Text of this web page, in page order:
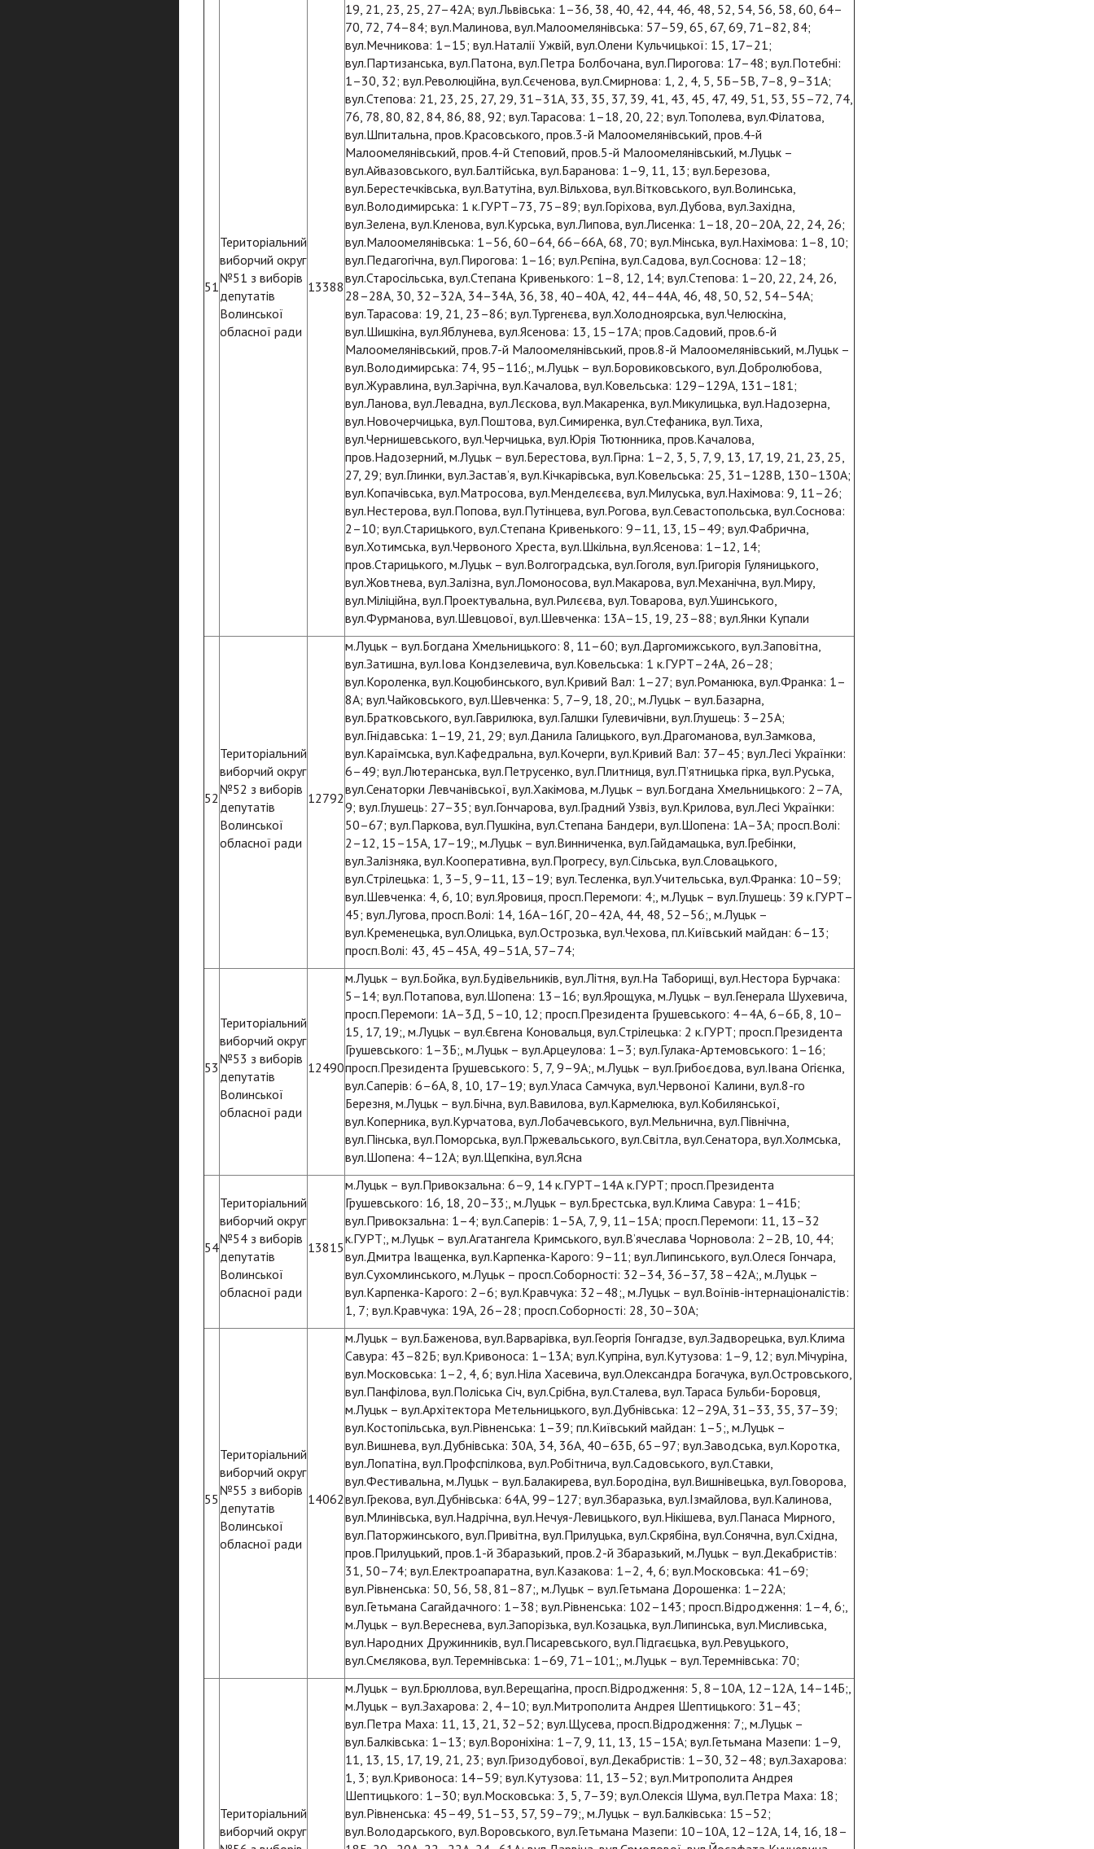
51
Територіальний
виборчий округ
№51 з виборів
депутатів
Волинської
обласної ради
13388
19, 21, 23, 25, 27–42А; вул.Львівська: 1–36, 38, 40, 42, 44, 46, 48, 52, 54, 56, 58, 60, 64–
70, 72, 74–84; вул.Малинова, вул.Малоомелянівська: 57–59, 65, 67, 69, 71–82, 84;
вул.Мечникова: 1–15; вул.Наталії Ужвій, вул.Олени Кульчицької: 15, 17–21;
вул.Партизанська, вул.Патона, вул.Петра Болбочана, вул.Пирогова: 17–48; вул.Потебні:
1–30, 32; вул.Революційна, вул.Сєченова, вул.Смирнова: 1, 2, 4, 5, 5Б–5В, 7–8, 9–31А;
вул.Степова: 21, 23, 25, 27, 29, 31–31А, 33, 35, 37, 39, 41, 43, 45, 47, 49, 51, 53, 55–72, 74,
76, 78, 80, 82, 84, 86, 88, 92; вул.Тарасова: 1–18, 20, 22; вул.Тополева, вул.Філатова,
вул.Шпитальна, пров.Красовського, пров.3-й Малоомелянівський, пров.4-й
Малоомелянівський, пров.4-й Степовий, пров.5-й Малоомелянівський, м.Луцьк –
вул.Айвазовського, вул.Балтійська, вул.Баранова: 1–9, 11, 13; вул.Березова,
вул.Берестечківська, вул.Ватутіна, вул.Вільхова, вул.Вітковського, вул.Волинська,
вул.Володимирська: 1 к.ГУРТ–73, 75–89; вул.Горіхова, вул.Дубова, вул.Західна,
вул.Зелена, вул.Кленова, вул.Курська, вул.Липова, вул.Лисенка: 1–18, 20–20А, 22, 24, 26;
вул.Малоомелянівська: 1–56, 60–64, 66–66А, 68, 70; вул.Мінська, вул.Нахімова: 1–8, 10;
вул.Педагогічна, вул.Пирогова: 1–16; вул.Рєпіна, вул.Садова, вул.Соснова: 12–18;
вул.Старосільська, вул.Степана Кривенького: 1–8, 12, 14; вул.Степова: 1–20, 22, 24, 26,
28–28А, 30, 32–32А, 34–34А, 36, 38, 40–40А, 42, 44–44А, 46, 48, 50, 52, 54–54А;
вул.Тарасова: 19, 21, 23–86; вул.Тургенєва, вул.Холодноярська, вул.Челюскіна,
вул.Шишкіна, вул.Яблунева, вул.Ясенова: 13, 15–17А; пров.Садовий, пров.6-й
Малоомелянівський, пров.7-й Малоомелянівський, пров.8-й Малоомелянівський, м.Луцьк –
вул.Володимирська: 74, 95–116;, м.Луцьк – вул.Боровиковського, вул.Добролюбова,
вул.Журавлина, вул.Зарічна, вул.Качалова, вул.Ковельська: 129–129А, 131–181;
вул.Ланова, вул.Левадна, вул.Лєскова, вул.Макаренка, вул.Микулицька, вул.Надозерна,
вул.Новочерчицька, вул.Поштова, вул.Симиренка, вул.Стефаника, вул.Тиха,
вул.Чернишевського, вул.Черчицька, вул.Юрія Тютюнника, пров.Качалова,
пров.Надозерний, м.Луцьк – вул.Берестова, вул.Гірна: 1–2, 3, 5, 7, 9, 13, 17, 19, 21, 23, 25,
27, 29; вул.Глинки, вул.Застав’я, вул.Кічкарівська, вул.Ковельська: 25, 31–128В, 130–130А;
вул.Копачівська, вул.Матросова, вул.Менделєєва, вул.Милуська, вул.Нахімова: 9, 11–26;
вул.Нестерова, вул.Попова, вул.Путінцева, вул.Рогова, вул.Севастопольська, вул.Соснова:
2–10; вул.Старицького, вул.Степана Кривенького: 9–11, 13, 15–49; вул.Фабрична,
вул.Хотимська, вул.Червоного Хреста, вул.Шкільна, вул.Ясенова: 1–12, 14;
пров.Старицького, м.Луцьк – вул.Волгоградська, вул.Гоголя, вул.Григорія Гуляницького,
вул.Жовтнева, вул.Залізна, вул.Ломоносова, вул.Макарова, вул.Механічна, вул.Миру,
вул.Міліційна, вул.Проектувальна, вул.Рилєєва, вул.Товарова, вул.Ушинського,
вул.Фурманова, вул.Шевцової, вул.Шевченка: 13А–15, 19, 23–88; вул.Янки Купали
52
Територіальний
виборчий округ
№52 з виборів
депутатів
Волинської
обласної ради
12792
м.Луцьк – вул.Богдана Хмельницького: 8, 11–60; вул.Даргомижського, вул.Заповітна,
вул.Затишна, вул.Іова Кондзелевича, вул.Ковельська: 1 к.ГУРТ–24А, 26–28;
вул.Короленка, вул.Коцюбинського, вул.Кривий Вал: 1–27; вул.Романюка, вул.Франка: 1–
8А; вул.Чайковського, вул.Шевченка: 5, 7–9, 18, 20;, м.Луцьк – вул.Базарна,
вул.Братковського, вул.Гаврилюка, вул.Галшки Гулевичівни, вул.Глушець: 3–25А;
вул.Гнідавська: 1–19, 21, 29; вул.Данила Галицького, вул.Драгоманова, вул.Замкова,
вул.Караїмська, вул.Кафедральна, вул.Кочерги, вул.Кривий Вал: 37–45; вул.Лесі Українки:
6–49; вул.Лютеранська, вул.Петрусенко, вул.Плитниця, вул.П’ятницька гірка, вул.Руська,
вул.Сенаторки Левчанівської, вул.Хакімова, м.Луцьк – вул.Богдана Хмельницького: 2–7А,
9; вул.Глушець: 27–35; вул.Гончарова, вул.Градний Узвіз, вул.Крилова, вул.Лесі Українки:
50–67; вул.Паркова, вул.Пушкіна, вул.Степана Бандери, вул.Шопена: 1А–3А; просп.Волі:
2–12, 15–15А, 17–19;, м.Луцьк – вул.Винниченка, вул.Гайдамацька, вул.Гребінки,
вул.Залізняка, вул.Кооперативна, вул.Прогресу, вул.Сільська, вул.Словацького,
вул.Стрілецька: 1, 3–5, 9–11, 13–19; вул.Тесленка, вул.Учительська, вул.Франка: 10–59;
вул.Шевченка: 4, 6, 10; вул.Яровиця, просп.Перемоги: 4;, м.Луцьк – вул.Глушець: 39 к.ГУРТ–
45; вул.Лугова, просп.Волі: 14, 16А–16Г, 20–42А, 44, 48, 52–56;, м.Луцьк –
вул.Кременецька, вул.Олицька, вул.Острозька, вул.Чехова, пл.Київський майдан: 6–13;
просп.Волі: 43, 45–45А, 49–51А, 57–74;
53
Територіальний
виборчий округ
№53 з виборів
депутатів
Волинської
обласної ради
12490
м.Луцьк – вул.Бойка, вул.Будівельників, вул.Літня, вул.На Таборищі, вул.Нестора Бурчака:
5–14; вул.Потапова, вул.Шопена: 13–16; вул.Ярощука, м.Луцьк – вул.Генерала Шухевича,
просп.Перемоги: 1А–3Д, 5–10, 12; просп.Президента Грушевського: 4–4А, 6–6Б, 8, 10–
15, 17, 19;, м.Луцьк – вул.Євгена Коновальця, вул.Стрілецька: 2 к.ГУРТ; просп.Президента
Грушевського: 1–3Б;, м.Луцьк – вул.Арцеулова: 1–3; вул.Гулака-Артемовського: 1–16;
просп.Президента Грушевського: 5, 7, 9–9А;, м.Луцьк – вул.Грибоєдова, вул.Івана Огієнка,
вул.Саперів: 6–6А, 8, 10, 17–19; вул.Уласа Самчука, вул.Червоної Калини, вул.8-го
Березня, м.Луцьк – вул.Бічна, вул.Вавилова, вул.Кармелюка, вул.Кобилянської,
вул.Коперника, вул.Курчатова, вул.Лобачевського, вул.Мельнична, вул.Північна,
вул.Пінська, вул.Поморська, вул.Пржевальського, вул.Світла, вул.Сенатора, вул.Холмська,
вул.Шопена: 4–12А; вул.Щепкіна, вул.Ясна
54
Територіальний
виборчий округ
№54 з виборів
депутатів
Волинської
обласної ради
13815
м.Луцьк – вул.Привокзальна: 6–9, 14 к.ГУРТ–14А к.ГУРТ; просп.Президента
Грушевського: 16, 18, 20–33;, м.Луцьк – вул.Брестська, вул.Клима Савура: 1–41Б;
вул.Привокзальна: 1–4; вул.Саперів: 1–5А, 7, 9, 11–15А; просп.Перемоги: 11, 13–32
к.ГУРТ;, м.Луцьк – вул.Агатангела Кримського, вул.В’ячеслава Чорновола: 2–2В, 10, 44;
вул.Дмитра Іващенка, вул.Карпенка-Карого: 9–11; вул.Липинського, вул.Олеся Гончара,
вул.Сухомлинського, м.Луцьк – просп.Соборності: 32–34, 36–37, 38–42А;, м.Луцьк –
вул.Карпенка-Карого: 2–6; вул.Кравчука: 32–48;, м.Луцьк – вул.Воїнів-інтернаціоналістів:
1, 7; вул.Кравчука: 19А, 26–28; просп.Соборності: 28, 30–30А;
55
Територіальний
виборчий округ
№55 з виборів
депутатів
Волинської
обласної ради
14062
м.Луцьк – вул.Баженова, вул.Варварівка, вул.Георгія Гонгадзе, вул.Задворецька, вул.Клима
Савура: 43–82Б; вул.Кривоноса: 1–13А; вул.Купріна, вул.Кутузова: 1–9, 12; вул.Мічуріна,
вул.Московська: 1–2, 4, 6; вул.Ніла Хасевича, вул.Олександра Богачука, вул.Островського,
вул.Панфілова, вул.Поліська Січ, вул.Срібна, вул.Сталева, вул.Тараса Бульби-Боровця,
м.Луцьк – вул.Архітектора Метельницького, вул.Дубнівська: 12–29А, 31–33, 35, 37–39;
вул.Костопільська, вул.Рівненська: 1–39; пл.Київський майдан: 1–5;, м.Луцьк –
вул.Вишнева, вул.Дубнівська: 30А, 34, 36А, 40–63Б, 65–97; вул.Заводська, вул.Коротка,
вул.Лопатіна, вул.Профспілкова, вул.Робітнича, вул.Садовського, вул.Ставки,
вул.Фестивальна, м.Луцьк – вул.Балакирева, вул.Бородіна, вул.Вишнівецька, вул.Говорова,
вул.Грекова, вул.Дубнівська: 64А, 99–127; вул.Збаразька, вул.Ізмайлова, вул.Калинова,
вул.Млинівська, вул.Надрічна, вул.Нечуя-Левицького, вул.Нікішева, вул.Панаса Мирного,
вул.Паторжинського, вул.Привітна, вул.Прилуцька, вул.Скрябіна, вул.Сонячна, вул.Східна,
пров.Прилуцький, пров.1-й Збаразький, пров.2-й Збаразький, м.Луцьк – вул.Декабристів:
31, 50–74; вул.Електроапаратна, вул.Казакова: 1–2, 4, 6; вул.Московська: 41–69;
вул.Рівненська: 50, 56, 58, 81–87;, м.Луцьк – вул.Гетьмана Дорошенка: 1–22А;
вул.Гетьмана Сагайдачного: 1–38; вул.Рівненська: 102–143; просп.Відродження: 1–4, 6;,
м.Луцьк – вул.Вереснева, вул.Запорізька, вул.Козацька, вул.Липинська, вул.Мисливська,
вул.Народних Дружинників, вул.Писаревського, вул.Підгаєцька, вул.Ревуцького,
вул.Смєлякова, вул.Теремнівська: 1–69, 71–101;, м.Луцьк – вул.Теремнівська: 70;
Територіальний
виборчий округ
м.Луцьк – вул.Брюллова, вул.Верещагіна, просп.Відродження: 5, 8–10А, 12–12А, 14–14Б;,
м.Луцьк – вул.Захарова: 2, 4–10; вул.Митрополита Андрея Шептицького: 31–43;
вул.Петра Маха: 11, 13, 21, 32–52; вул.Щусева, просп.Відродження: 7;, м.Луцьк –
вул.Балківська: 1–13; вул.Вороніхіна: 1–7, 9, 11, 13, 15–15А; вул.Гетьмана Мазепи: 1–9,
11, 13, 15, 17, 19, 21, 23; вул.Гризодубової, вул.Декабристів: 1–30, 32–48; вул.Захарова:
1, 3; вул.Кривоноса: 14–59; вул.Кутузова: 11, 13–52; вул.Митрополита Андрея
Шептицького: 1–30; вул.Московська: 3, 5, 7–39; вул.Олексія Шума, вул.Петра Маха: 18;
вул.Рівненська: 45–49, 51–53, 57, 59–79;, м.Луцьк – вул.Балківська: 15–52;
вул.Володарського, вул.Воровського, вул.Гетьмана Мазепи: 10–10А, 12–12А, 14, 16, 18–